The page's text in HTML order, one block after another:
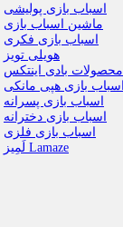
اسباب بازی پولیشی
ماشین اسباب بازی
اسباب بازی فکری
هویلی تویز
محصولات بادی اینتکس
اسباب بازی هپی مانکی
اسباب بازی پسرانه
اسباب بازی دخترانه
اسباب بازی فلزی
لَمِیز Lamaze